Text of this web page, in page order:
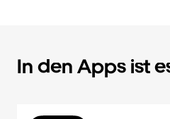
In den Apps ist